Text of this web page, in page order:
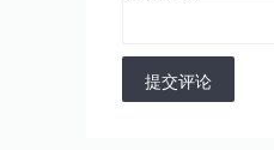
提交评论